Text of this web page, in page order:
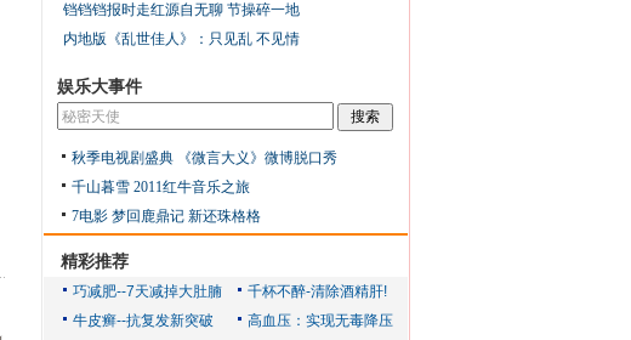
铛铛铛报时走红源自无聊 节操碎一地
内地版《乱世佳人》：只见乱 不见情
娱乐大事件
秋季电视剧盛典
《微言大义》微博脱口秀
千山暮雪 2011红牛音乐之旅
7电影 梦回鹿鼎记 新还珠格格
精彩推荐